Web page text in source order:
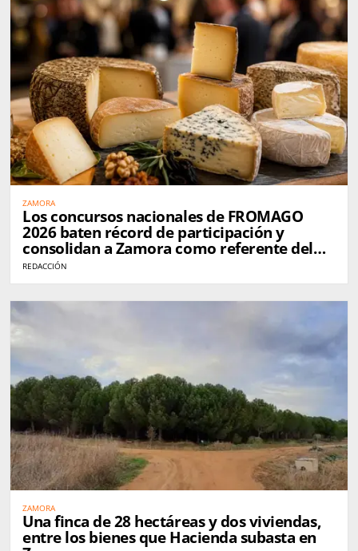
ZAMORA
Los concursos nacionales de FROMAGO
2026 baten récord de participación y
consolidan a Zamora como referente del
queso en España
REDACCIÓN
ZAMORA
Una finca de 28 hectáreas y dos viviendas,
entre los bienes que Hacienda subasta en